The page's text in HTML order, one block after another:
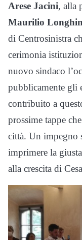
Arese Jacini, alla
Maurilio Longhin
di Centrosinistra
cerimonia
nuovo sindaco
pubblicamente gli
contribuito a
prossime tappe
città. Un impegno
imprimere la
alla crescita di